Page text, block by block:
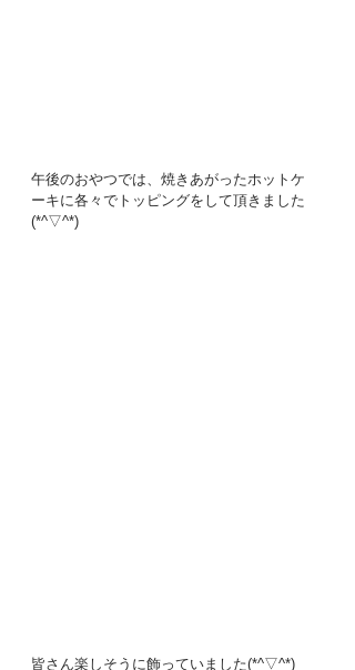
午後のおやつでは、焼きあがったホットケ
ーキに各々でトッピングをして頂きました
(*^▽^*)
皆さん楽しそうに飾っていました(*^▽^*)